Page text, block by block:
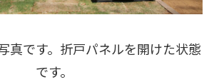
真です。折戸パネルを開けた状態
です。